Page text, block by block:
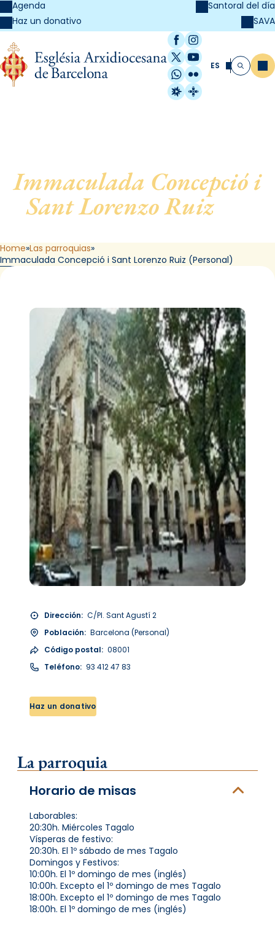
Agenda
Haz un donativo
Santoral del día
SAVA
Facebook
Instagram
X / Twitter
YouTube
WhatsApp
Flickr
Radio Estel
Catalunya
ES Buscar
Immaculada Concepció i
Sant Lorenzo Ruiz
Home Las parroquias
Immaculada Concepció i Sant Lorenzo Ruiz (Personal)
Dirección: C/Pl. Sant Agustí 2
Población: Barcelona (Personal)
Código postal: 08001
Teléfono: 93 412 47 83
Haz un donativo
La parroquia
Horario de misas
Laborables:
20:30h. Miércoles Tagalo
Vísperas de festivo:
20:30h. El 1º sábado de mes Tagalo
Domingos y Festivos:
10:00h. El 1º domingo de mes (inglés)
10:00h. Excepto el 1º domingo de mes Tagalo
18:00h. Excepto el 1º domingo de mes Tagalo
18:00h. El 1º domingo de mes (inglés)